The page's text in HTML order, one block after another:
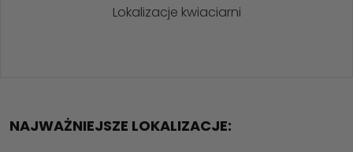
Lokalizacje kwiaciarni
NAJWAŻNIEJSZE LOKALIZACJE: